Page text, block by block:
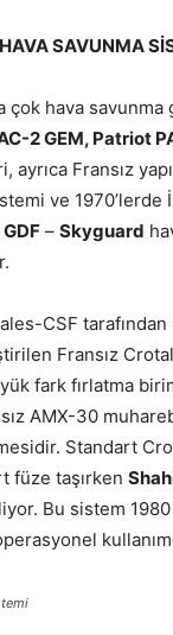
SAVUNMA
çok hava
2 GEM, Patriot
ayrıca Fransız
ve 1970’lerde
– Skyguard
CSF
Fransız
fark fırlatma
AMX-30
Standart
füze taşırken
Bu sistem 1980